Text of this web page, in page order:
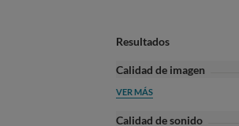
Resultados
Calidad de imagen
VER MÁS
Calidad de sonido